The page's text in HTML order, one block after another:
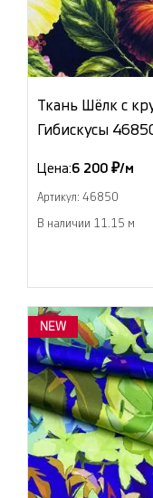
Ткань Шёлк с
Гибискусы
Цена:6 200 ₽/м
Артикул: 46850
В наличии 11.15 м
NEW